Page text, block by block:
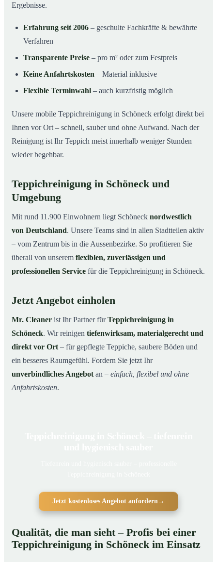
Ergebnisse.
Erfahrung seit 2006 – geschulte Fachkräfte & bewährte
Verfahren
Transparente Preise – pro m² oder zum Festpreis
Keine Anfahrtskosten – Material inklusive
Flexible Terminwahl – auch kurzfristig möglich
Unsere mobile Teppichreinigung in Schöneck erfolgt direkt bei
Ihnen vor Ort – schnell, sauber und ohne Aufwand. Nach der
Reinigung ist Ihr Teppich meist innerhalb weniger Stunden
wieder begehbar.
Teppichreinigung in Schöneck und
Umgebung
Mit rund 11.900 Einwohnern liegt Schöneck nordwestlich
von Deutschland. Unsere Teams sind in allen Stadtteilen aktiv
– vom Zentrum bis in die Aussenbezirke. So profitieren Sie
überall von unserem flexiblen, zuverlässigen und
professionellen Service für die Teppichreinigung in Schöneck.
Jetzt Angebot einholen
Mr. Cleaner ist Ihr Partner fürTeppichreinigung in
Schöneck. Wir reinigen tiefenwirksam, materialgerecht und
direkt vor Ort – für gepflegte Teppiche, saubere Böden und
ein besseres Raumgefühl. Fordern Sie jetzt Ihr
unverbindliches Angebot an – einfach, flexibel und ohne
Anfahrtskosten.
Jetzt kostenloses Angebot anfordern→
Qualität, die man sieht – Profis bei einer
Teppichreinigung in Schöneck im Einsatz